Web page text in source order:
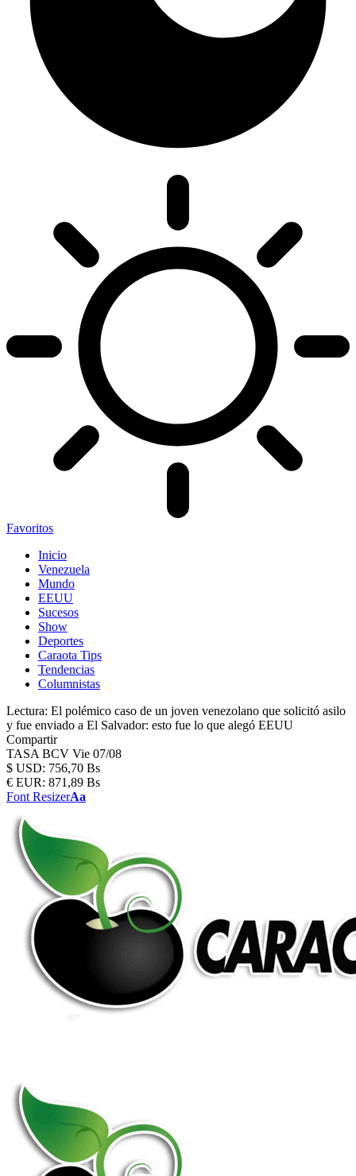
Favoritos
Inicio
Venezuela
Mundo
EEUU
Sucesos
Show
Deportes
Caraota Tips
Tendencias
Columnistas
Lectura: El polémico caso de un joven venezolano que solicitó asilo
y fue enviado a El Salvador: esto fue lo que alegó EEUU
Compartir
TASA BCV Vie 07/08
$ USD: 756,70 Bs
€ EUR: 871,89 Bs
Font ResizerAa